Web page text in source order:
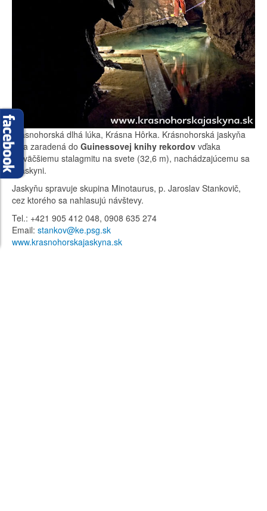
Krásnohorská dlhá lúka, Krásna Hôrka. Krásnohorská jaskyňa
bola zaradená do Guinessovej knihy rekordov vďaka
najväčšiemu stalagmitu na svete (32,6 m), nachádzajúcemu sa
v jaskyni.
Jaskyňu spravuje skupina Minotaurus, p. Jaroslav Stankovič,
cez ktorého sa nahlasujú návštevy.
Tel.: +421 905 412 048, 0908 635 274
Email: stankov@ke.psg.sk
www.krasnohorskajaskyna.sk